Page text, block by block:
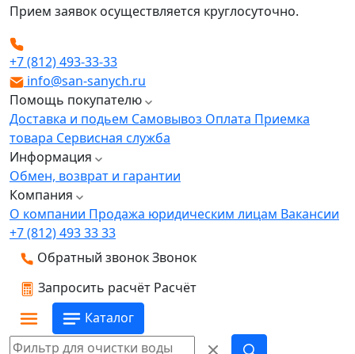
Прием заявок осуществляется круглосуточно.
+7 (812) 493-33-33
info@san-sanych.ru
Помощь покупателю
Доставка и подьем Самовывоз Оплата Приемка
товара Сервисная служба
Информация
Обмен, возврат и гарантии
Компания
О компании Продажа юридическим лицам Вакансии
+7 (812) 493 33 33
Обратный звонокЗвонок
Запросить расчёт Расчёт
Каталог